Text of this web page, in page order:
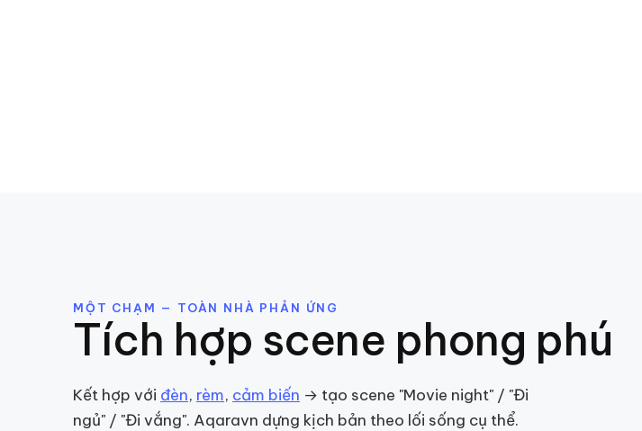
MỘT CHẠM — TOÀN NHÀ PHẢN ỨNG
Tích hợp scene phong phú
Kết hợp với đèn, rèm, cảm biến → tạo scene "Movie night" / "Đi
ngủ" / "Đi vắng". Aqaravn dựng kịch bản theo lối sống cụ thể.